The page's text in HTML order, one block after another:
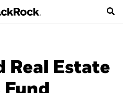
Real Estate